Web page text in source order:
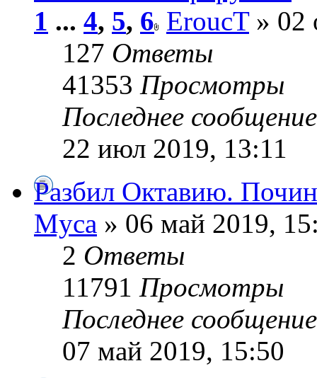
1 ... 4, 5, 6 EroucT» 02
127 Ответы
41353 Просмотры
Последнее
22 июл 2019, 13:11
Разбил Октавию.
Myca » 06 май 2019,
2 Ответы
11791 Просмотры
Последнее
07 май 2019, 15:50